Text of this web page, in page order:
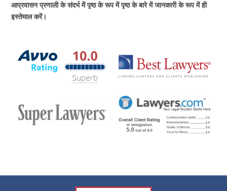
आप्रवासन प्रणाली के संदर्भ में पृष्ठ के रूप में पृष्ठ के बारे में जानकारी के रूप में ही
इस्तेमाल करें।